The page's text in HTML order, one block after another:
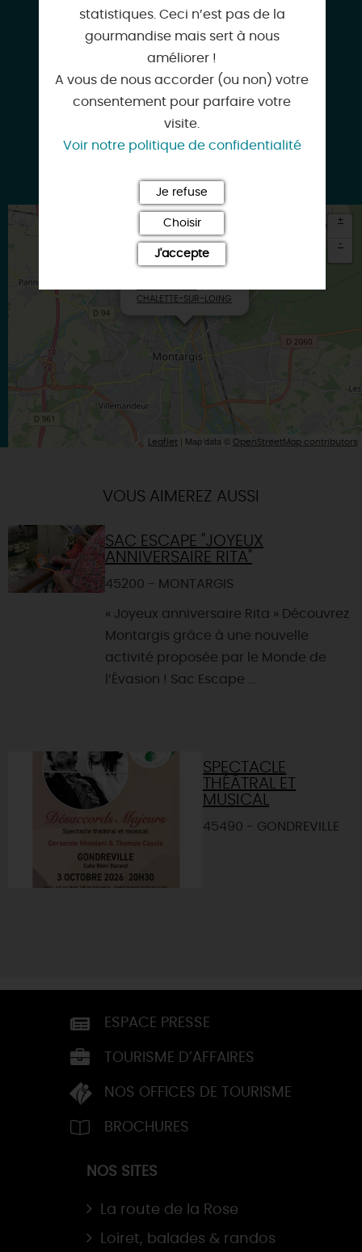
www.delafourche-alafourchette.com
CHALETTE-SUR-LOING
+
-
Leaflet | Map data © OpenStreetMap contributors
VOUS AIMEREZ AUSSI
SAC ESCAPE "JOYEUX
ANNIVERSAIRE RITA"
45200 - MONTARGIS
« Joyeux anniversaire Rita » Découvrez
Montargis grâce à une nouvelle
activité proposée par le Monde de
l’Évasion ! Sac Escape ...
SPECTACLE
THÉÂTRAL ET
MUSICAL
45490 - GONDREVILLE
ESPACE PRESSE
TOURISME D’AFFAIRES
NOS OFFICES DE TOURISME
BROCHURES
NOS SITES
La route de la Rose
Loiret, balades & randos
statistiques. Ceci n’est pas de la
gourmandise mais sert à nous
améliorer !
A vous de nous accorder (ou non) votre
consentement pour parfaire votre
visite.
Voir notre politique de confidentialité
Je refuse
Choisir
J'accepte